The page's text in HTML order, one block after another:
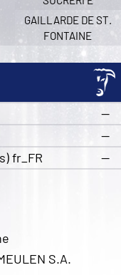
GAILLARDE DE ST.
FONTAINE
—
—
fr_FR
—
S.A.